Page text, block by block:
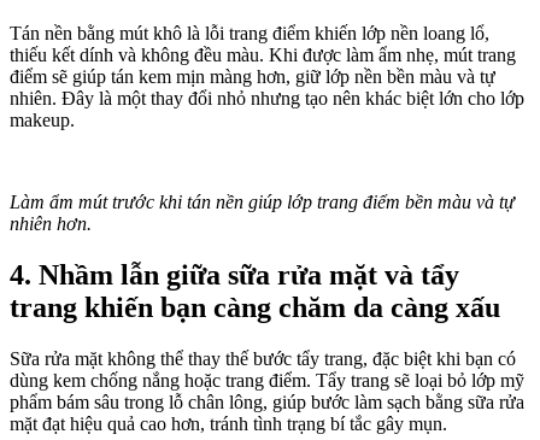
Tán nền bằng mút khô là lỗi trang điểm khiến lớp nền loang lổ,
thiếu kết dính và không đều màu. Khi được làm ẩm nhẹ, mút trang
điểm sẽ giúp tán kem mịn màng hơn, giữ lớp nền bền màu và tự
nhiên. Đây là một thay đổi nhỏ nhưng tạo nên khác biệt lớn cho lớp
makeup.
Làm ẩm mút trước khi tán nền giúp lớp trang điểm bền màu và tự
nhiên hơn.
4. Nhầm lẫn giữa sữa rửa mặt và tẩy
trang khiến bạn càng chăm da càng xấu
Sữa rửa mặt không thể thay thế bước tẩy trang, đặc biệt khi bạn có
dùng kem chống nắng hoặc trang điểm. Tẩy trang sẽ loại bỏ lớp mỹ
phẩm bám sâu trong lỗ chân lông, giúp bước làm sạch bằng sữa rửa
mặt đạt hiệu quả cao hơn, tránh tình trạng bí tắc gây mụn.